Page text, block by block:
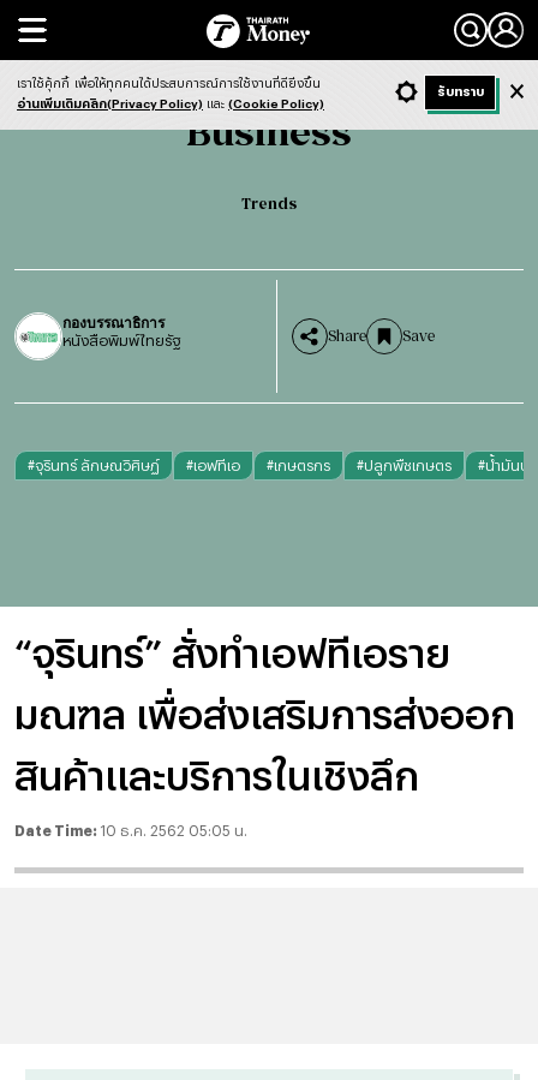
Search
Business Trends
Business
Trends
กองบรรณาธิการ
หนังสือพิมพ์ไทยรัฐ Share Save
#จุรินทร์ ลักษณวิศิษฏ์ #เอฟทีเอ #เกษตรกร #ปลูกพืชเกษตร #น้ำมันป
“จุรินทร์” สั่งทำเอฟทีเอราย
มณฑล เพื่อส่งเสริมการส่งออก
สินค้าและบริการในเชิงลึก
Date Time: 10 ธ.ค. 2562 05:05 น.
- ก + ก Dark ฟังข่าว
เราใช้คุ้กกี้ เพื่อให้ทุกคนได้ประสบการณ์การใช้งานที่ดียิ่งขึ้น
อ่านเพิ่มเติมคลิก(Privacy Policy) และ (Cookie Policy)
รับทราบ